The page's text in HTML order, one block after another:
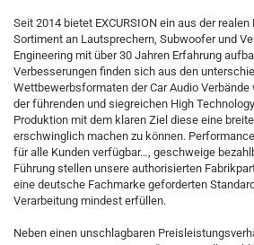
Seit 2014 bietet EXCURSION ein aus der
Sortiment an Lautsprechern, Subwoofer und
Engineering mit über 30 Jahren Erfahrung
Verbesserungen finden sich aus den
Wettbewerbsformaten der Car Audio
der führenden und siegreichen High
Produktion mit dem klaren Ziel diese eine
erschwinglich machen zu können.
für alle Kunden verfügbar…, geschweige
Führung stellen unsere authorisierten
eine deutsche Fachmarke geforderten
Verarbeitung mindest erfüllen.
Neben einen unschlagbaren